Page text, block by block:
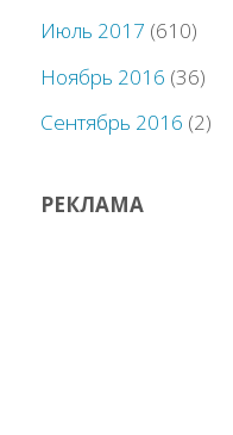
Июль 2017 (610)
Ноябрь 2016 (36)
Сентябрь 2016 (2)
РЕКЛАМА